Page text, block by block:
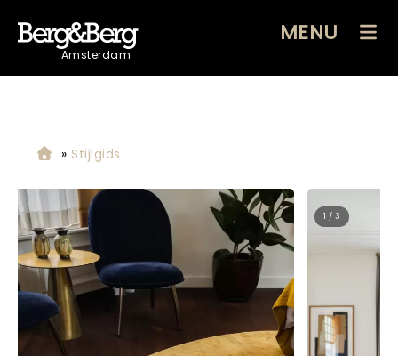
Amsterdam
MENU
» Stijlgids
2 / 3